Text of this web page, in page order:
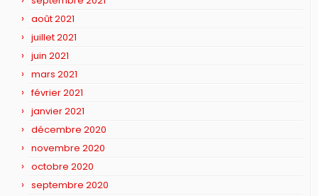
août 2021
juillet 2021
juin 2021
mars 2021
février 2021
janvier 2021
décembre 2020
novembre 2020
octobre 2020
septembre 2020